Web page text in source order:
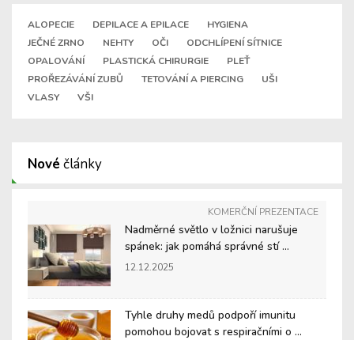
ALOPECIE DEPILACE A EPILACE
HYGIENA
JEČNÉ ZRNO
NEHTY OČI
ODCHLÍPENÍ SÍTNICE
OPALOVÁNÍ
PLASTICKÁ CHIRURGIE
PLEŤ
PROŘEZÁVÁNÍ ZUBŮ
TETOVÁNÍ A PIERCING
UŠI
VLASY
VŠI
Nové články
KOMERČNÍ PREZENTACE
Nadměrné světlo v ložnici narušuje
spánek: jak pomáhá správné stí ...
12.12.2025
Tyhle druhy medů podpoří imunitu
pomohou bojovat s respiračními o ...